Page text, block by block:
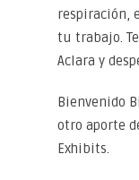
respiración,
tu trabajo.
Aclara y
Bienvenido
otro aporte
Exhibits.